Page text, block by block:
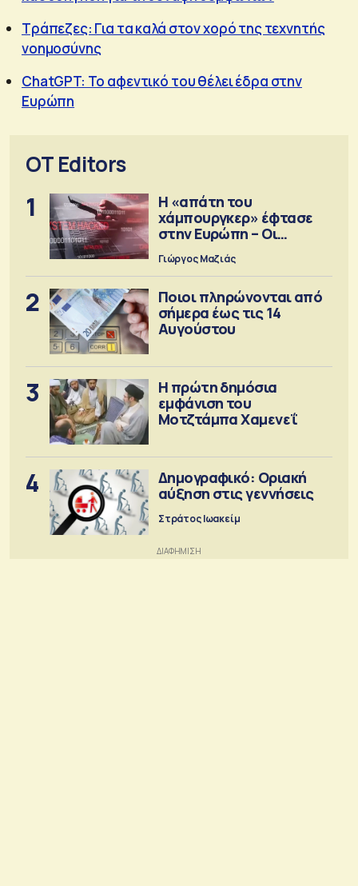
Τράπεζες: Για τα καλά στον χορό της τεχνητής
νοημοσύνης
ChatGPT: Το αφεντικό του θέλει έδρα στην
Ευρώπη
OT Editors
1
Η «απάτη του
χάμπουργκερ» έφτασε
στην Ευρώπη – Οι
προειδοποιήσεις
Γιώργος Μαζιάς
2
Ποιοι πληρώνονται από
σήμερα έως τις 14
Αυγούστου
3
Η πρώτη δημόσια
εμφάνιση του
Μοτζτάμπα Χαμενεΐ
4
Δημογραφικό: Οριακή
αύξηση στις γεννήσεις
Στράτος Ιωακείμ